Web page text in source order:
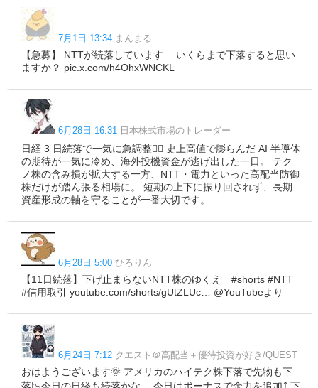
7月1日 13:34 まんまる
【急募】 NTTが続落しています… いくらまで下落すると思い
ますか？ pic.x.com/h4OhxWNCKL
6月28日 16:31 日本株式市場のトレーダー
日経 3 日続落で一気に急調整😮‍💨 史上高値で膨らんだ AI 半導体
の期待が一気に冷め、海外投機資金が逃げ出した一日。 テク
ノ株の含み損が拡大する一方、NTT・電力といった高配当防御
株だけが踏ん張る相場に。 短期の上下に振り回されず、長期
資産形成の軸を守ることが一番大切です。
6月28日 5:00 ひろりん
【11日続落】下げ止まらないNTT株のゆくえ #shorts #NTT
#信用取引 youtube.com/shorts/gUtZLUc… @YouTubeより
6月24日 7:12 クエスト＠高配当＋優待投資が好き/QUEST
おはようございます🌞 アメリカのハイテク株下落で先物も下
落📉今日の日経も続落かな… 今日はボーナスで余力を追加⤴️ 下